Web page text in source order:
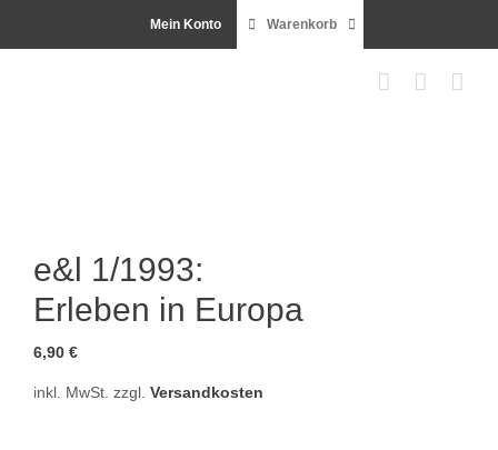
Mein Konto Warenkorb
e&l 1/1993:
Erleben in Europa
6,90 €
inkl. MwSt. zzgl. Versandkosten